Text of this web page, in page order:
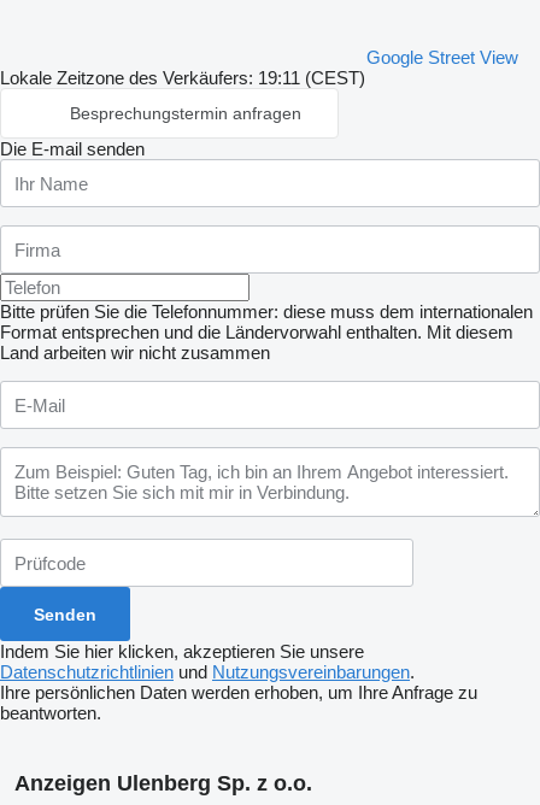
Google Street View
Lokale Zeitzone des Verkäufers: 19:11 (CEST)
Besprechungstermin anfragen
Die E-mail senden
Bitte prüfen Sie die Telefonnummer: diese muss dem internationalen
Format entsprechen und die Ländervorwahl enthalten. Mit diesem
Land arbeiten wir nicht zusammen
Indem Sie hier klicken, akzeptieren Sie unsere
Datenschutzrichtlinien und Nutzungsvereinbarungen.
Ihre persönlichen Daten werden erhoben, um Ihre Anfrage zu
beantworten.
Anzeigen Ulenberg Sp. z o.o.